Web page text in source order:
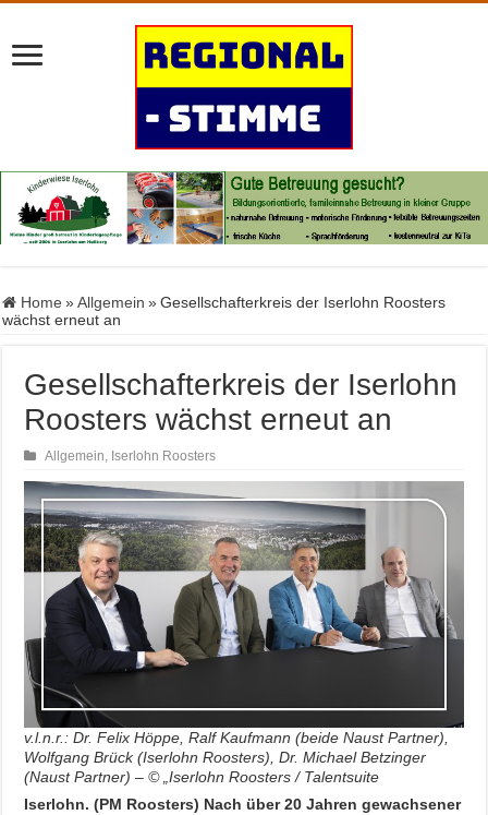
Home » Allgemein » Gesellschafterkreis der Iserlohn Roosters
wächst erneut an
Gesellschafterkreis der Iserlohn
Roosters wächst erneut an
Allgemein Iserlohn Roosters
v.l.n.r.: Dr. Felix Höppe, Ralf Kaufmann (beide Naust Partner),
Wolfgang Brück (Iserlohn Roosters), Dr. Michael Betzinger
(Naust Partner) – © „Iserlohn Roosters / Talentsuite
Iserlohn. (PM Roosters) Nach über 20 Jahren gewachsener